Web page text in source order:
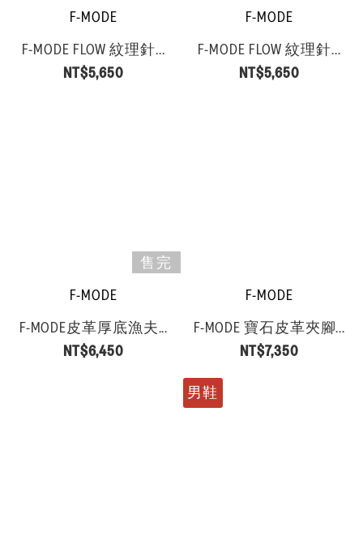
F-MODE
F-MODE FLOW 紋理針...
NT$5,650
F-MODE
F-MODE FLOW 紋理針...
NT$5,650
售完
F-MODE
F-MODE皮革厚底漁夫...
NT$6,450
F-MODE
F-MODE 寶石皮革夾腳...
NT$7,350
男鞋